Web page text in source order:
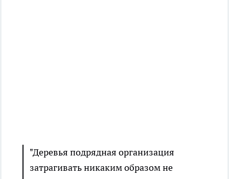
"Деревья подрядная организация
затрагивать никаким образом не